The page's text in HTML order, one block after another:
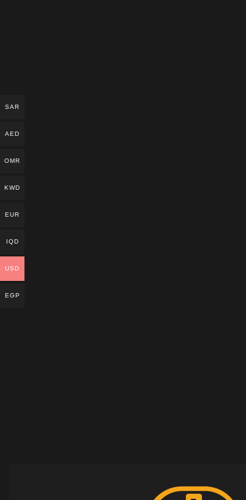
SAR
AED
OMR
KWD
EUR
IQD
USD
EGP